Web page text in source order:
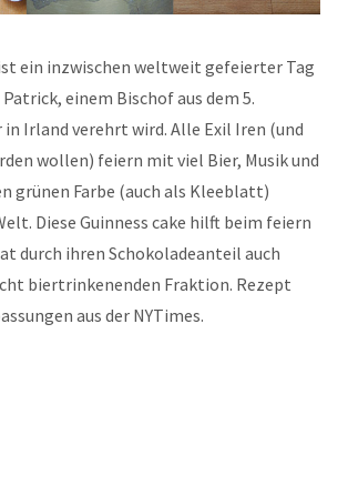
ein inzwischen weltweit gefeierter Tag
einem Bischof aus dem 5.
Irland verehrt wird. Alle Exil Iren (und
wollen) feiern mit viel Bier, Musik und
grünen Farbe (auch als Kleeblatt)
Diese Guinness cake hilft beim feiern
durch ihren Schokoladeanteil auch
biertrinkenenden Fraktion. Rezept
aus der NYTimes.